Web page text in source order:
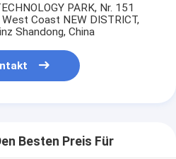
PARK, Nr. 151
West Coast NEW DISTRICT,
Shandong, China
Besten Preis Für